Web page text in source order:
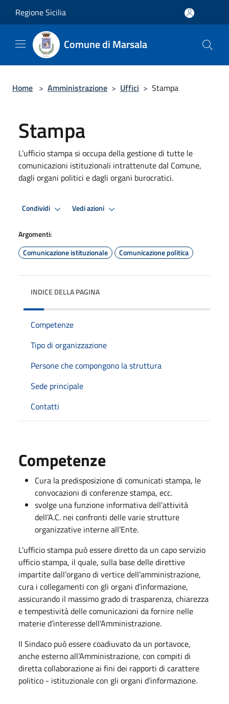
Regione Sicilia
Comune di Marsala
Home > Amministrazione > Uffici > Stampa
Stampa
L’ufficio stampa si occupa della gestione di tutte le
comunicazioni istituzionali intrattenute dal Comune,
dagli organi politici e dagli organi burocratici.
Condividi Vedi azioni
Argomenti:
Comunicazione istituzionale
Comunicazione politica
INDICE DELLA PAGINA
Competenze
Tipo di organizzazione
Persone che compongono la struttura
Sede principale
Contatti
Competenze
Cura la predisposizione di comunicati stampa, le
convocazioni di conferenze stampa, ecc.
svolge una funzione informativa dell’attività
dell’A.C. nei confronti delle varie strutture
organizzative interne all’Ente.
L’ufficio stampa può essere diretto da un capo servizio
ufficio stampa, il quale, sulla base delle direttive
impartite dall’organo di vertice dell’amministrazione,
cura i collegamenti con gli organi d’informazione,
assicurando il massimo grado di trasparenza, chiarezza
e tempestività delle comunicazioni da fornire nelle
materie d’interesse dell'Amministrazione.
Il Sindaco può essere coadiuvato da un portavoce,
anche esterno all’Amministrazione, con compiti di
diretta collaborazione ai fini dei rapporti di carattere
politico - istituzionale con gli organi d’informazione.